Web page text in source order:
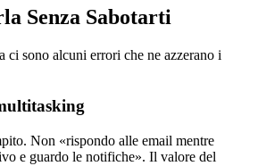
Senza Sabotarti
ci sono alcuni errori che ne azzerano i
Non «rispondo alle email mentre
e guardo le notifiche». Il valore del